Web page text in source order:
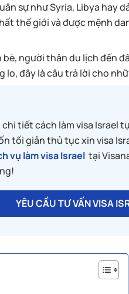
sự như Syria, Libya hay
thế giới và được mệnh
người thân du lịch đến
lo, đây là câu trả lời cho
tiết cách làm visa Israel
tối giản thủ tục xin visa
vụ làm visa Israel tại
YÊU CẦU TƯ VẤN VISA